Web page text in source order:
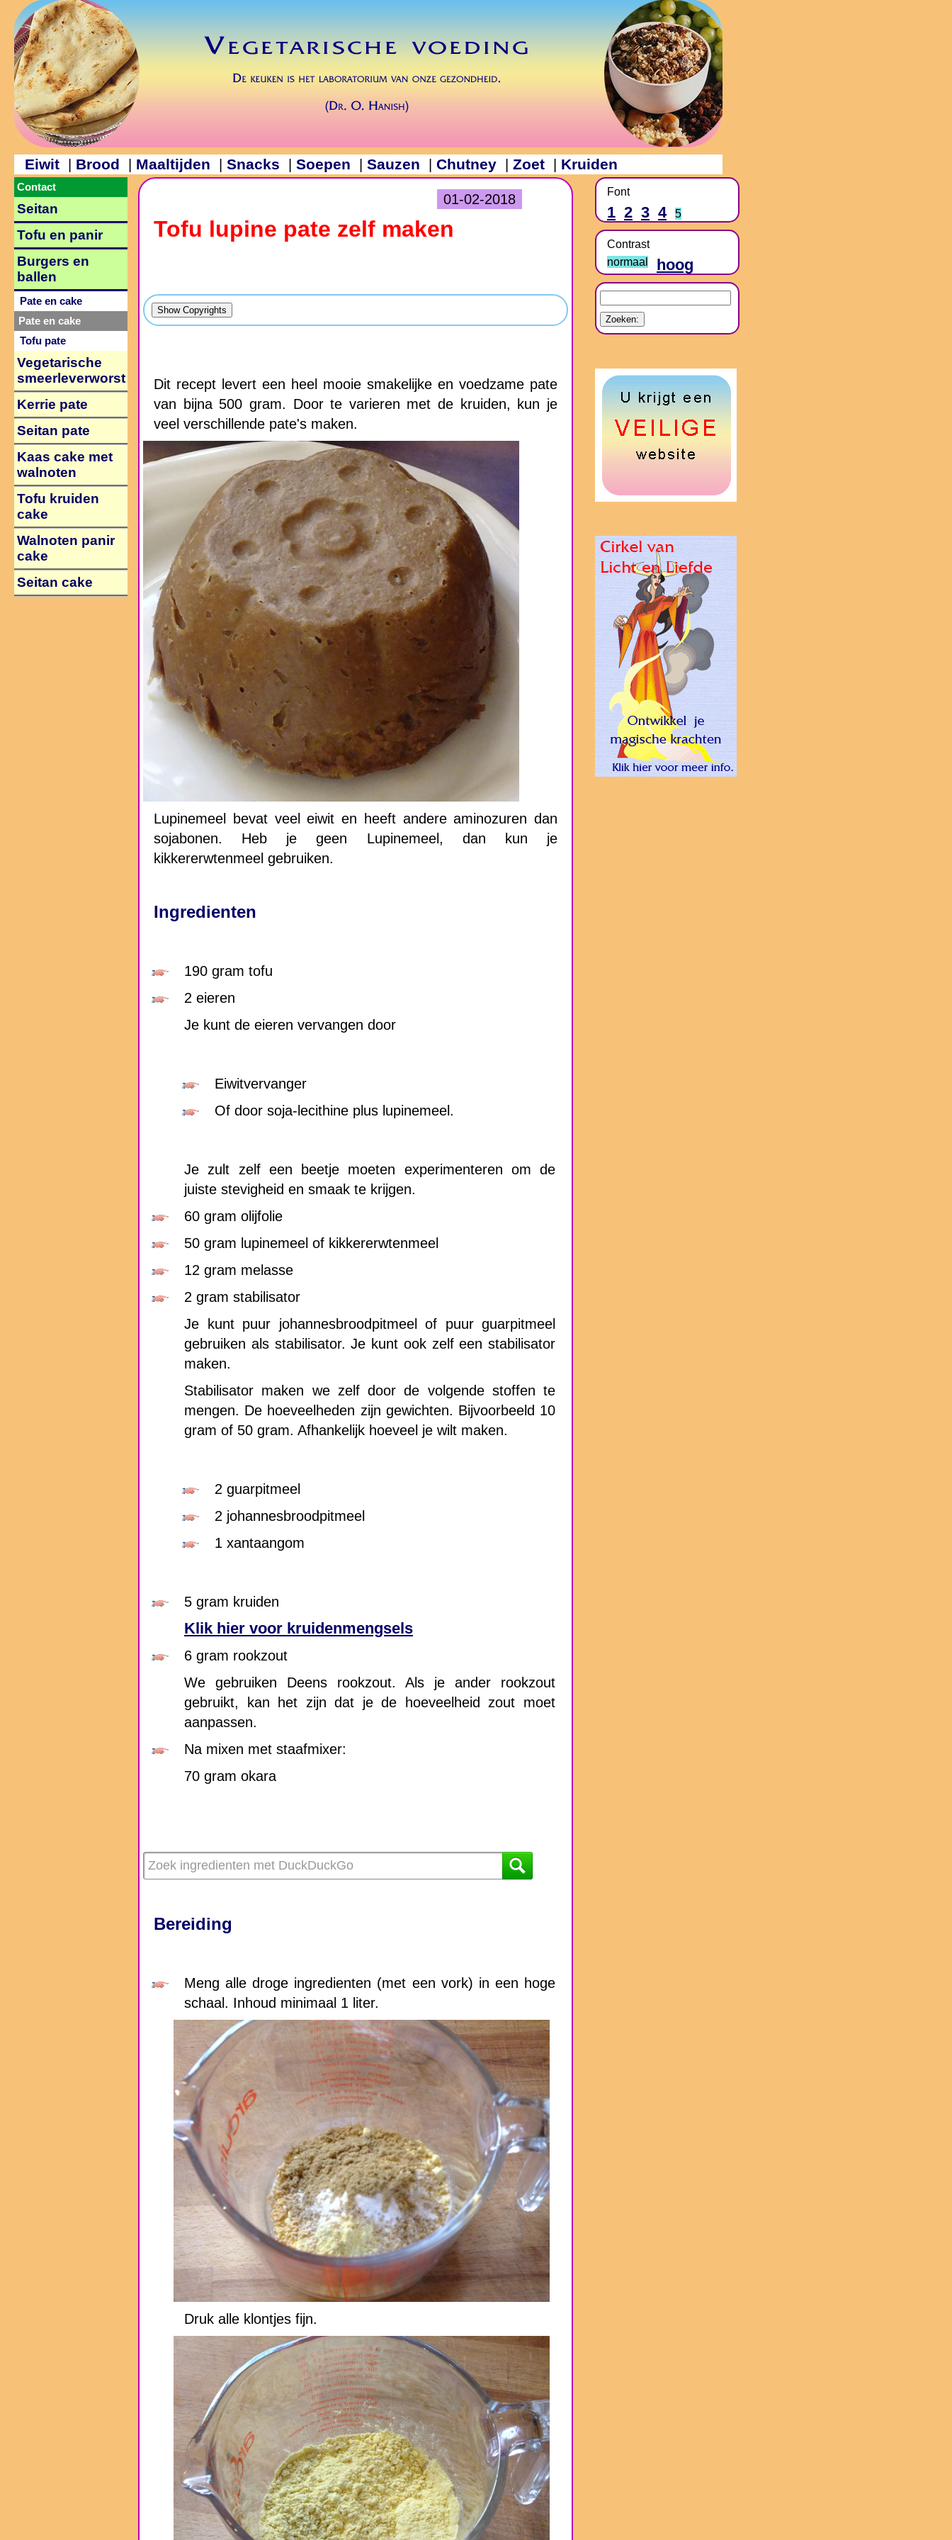
Eiwit Brood Maaltijden Snacks Soepen Sauzen Chutney Zoet Kruiden
01-02-2018
Tofu lupine pate zelf maken
Dit recept levert een heel mooie smakelijke en voedzame pate
van bijna 500 gram. Door te varieren met de kruiden, kun je
veel verschillende pate's maken.
Lupinemeel bevat veel eiwit en heeft andere aminozuren dan
sojabonen. Heb je geen Lupinemeel, dan kun je
kikkererwtenmeel gebruiken.
Ingredienten
190 gram tofu
2 eieren
Je kunt de eieren vervangen door
Eiwitvervanger
Of door soja-lecithine plus lupinemeel.
Je zult zelf een beetje moeten experimenteren om de
juiste stevigheid en smaak te krijgen.
60 gram olijfolie
50 gram lupinemeel of kikkererwtenmeel
12 gram melasse
2 gram stabilisator
Je kunt puur johannesbroodpitmeel of puur guarpitmeel
gebruiken als stabilisator. Je kunt ook zelf een stabilisator
maken.
Stabilisator maken we zelf door de volgende stoffen te
mengen. De hoeveelheden zijn gewichten. Bijvoorbeeld 10
gram of 50 gram. Afhankelijk hoeveel je wilt maken.
2 guarpitmeel
2 johannesbroodpitmeel
1 xantaangom
5 gram kruiden
Klik hier voor kruidenmengsels
6 gram rookzout
We gebruiken Deens rookzout. Als je ander rookzout
gebruikt, kan het zijn dat je de hoeveelheid zout moet
aanpassen.
Na mixen met staafmixer:
70 gram okara
Bereiding
Meng alle droge ingredienten (met een vork) in een hoge
schaal. Inhoud minimaal 1 liter.
Druk alle klontjes fijn.
Contact
Seitan
Tofu en panir
Burgers en
ballen
Pate en cake
Pate en cake
Tofu pate
Vegetarische
smeerleverworst
Kerrie pate
Seitan pate
Kaas cake met
walnoten
Tofu kruiden
cake
Walnoten panir
cake
Seitan cake
Font
1 2 3 4 5
Contrast
normaal
hoog